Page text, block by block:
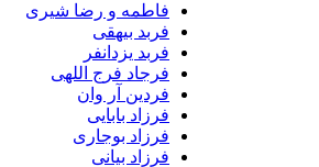
فاطمه و رضا شیری
فربد بیهقی
فربد یزدانفر
فرجاد فرج اللهی
فردین آر وان
فرزاد بابایی
فرزاد بوجاری
فرزاد بیانی